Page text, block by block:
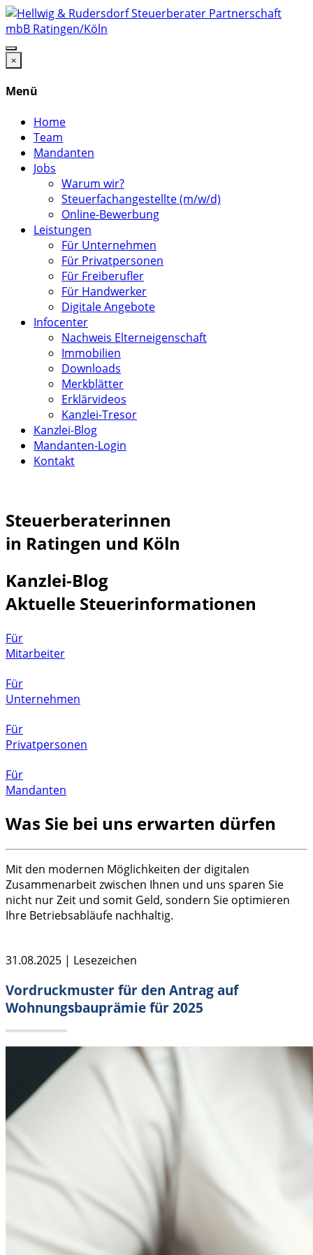
×
Menü
Home
Team
Mandanten
Jobs
Warum wir?
Steuerfachangestellte (m/w/d)
Online-Bewerbung
Leistungen
Für Unternehmen
Für Privatpersonen
Für Freiberufler
Für Handwerker
Digitale Angebote
Infocenter
Nachweis Elterneigenschaft
Immobilien
Downloads
Merkblätter
Erklärvideos
Kanzlei-Tresor
Kanzlei-Blog
Mandanten-Login
Kontakt
Steuerberaterinnen
in Ratingen und Köln
Kanzlei-Blog
Aktuelle Steuerinformationen
Für
Mitarbeiter
Für
Unternehmen
Für
Privatpersonen
Für
Mandanten
Was Sie bei uns erwarten dürfen
Mit den modernen Möglichkeiten der digitalen
Zusammenarbeit zwischen Ihnen und uns sparen Sie
nicht nur Zeit und somit Geld, sondern Sie optimieren
Ihre Betriebsabläufe nachhaltig.
31.08.2025 | Lesezeichen
Vordruckmuster für den Antrag auf
Wohnungsbauprämie für 2025